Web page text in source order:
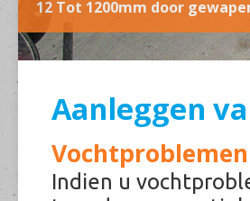
12 Tot 1200mm door
Zagen in wanden voor deur-
Een vloerverwarming geeft
Kleine- tot grote
Snel en efficiënt boren met
Voor kleine constructies aan
Aanleggen
Indien u